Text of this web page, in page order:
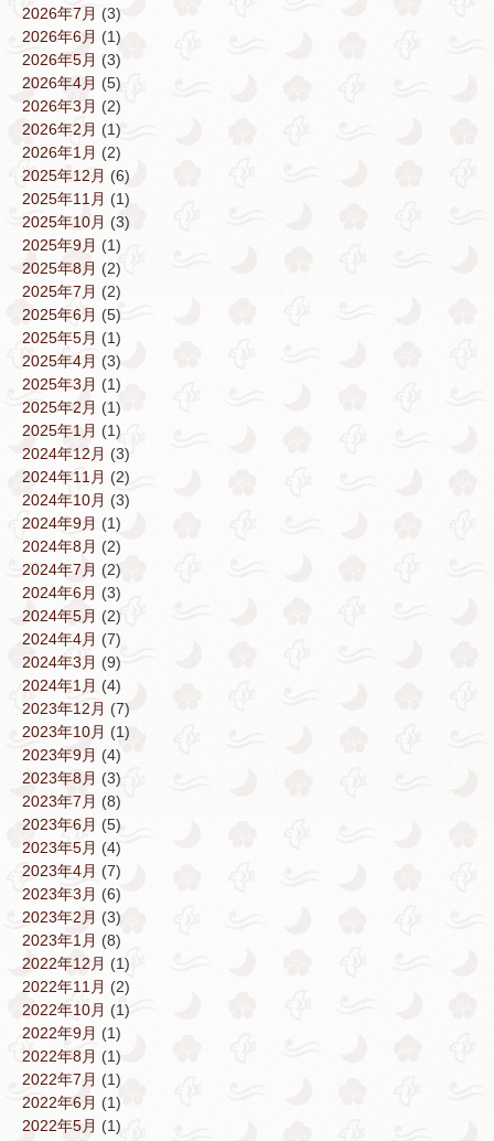
2026年7月 (3)
2026年6月 (1)
2026年5月 (3)
2026年4月 (5)
2026年3月 (2)
2026年2月 (1)
2026年1月 (2)
2025年12月 (6)
2025年11月 (1)
2025年10月 (3)
2025年9月 (1)
2025年8月 (2)
2025年7月 (2)
2025年6月 (5)
2025年5月 (1)
2025年4月 (3)
2025年3月 (1)
2025年2月 (1)
2025年1月 (1)
2024年12月 (3)
2024年11月 (2)
2024年10月 (3)
2024年9月 (1)
2024年8月 (2)
2024年7月 (2)
2024年6月 (3)
2024年5月 (2)
2024年4月 (7)
2024年3月 (9)
2024年1月 (4)
2023年12月 (7)
2023年10月 (1)
2023年9月 (4)
2023年8月 (3)
2023年7月 (8)
2023年6月 (5)
2023年5月 (4)
2023年4月 (7)
2023年3月 (6)
2023年2月 (3)
2023年1月 (8)
2022年12月 (1)
2022年11月 (2)
2022年10月 (1)
2022年9月 (1)
2022年8月 (1)
2022年7月 (1)
2022年6月 (1)
2022年5月 (1)